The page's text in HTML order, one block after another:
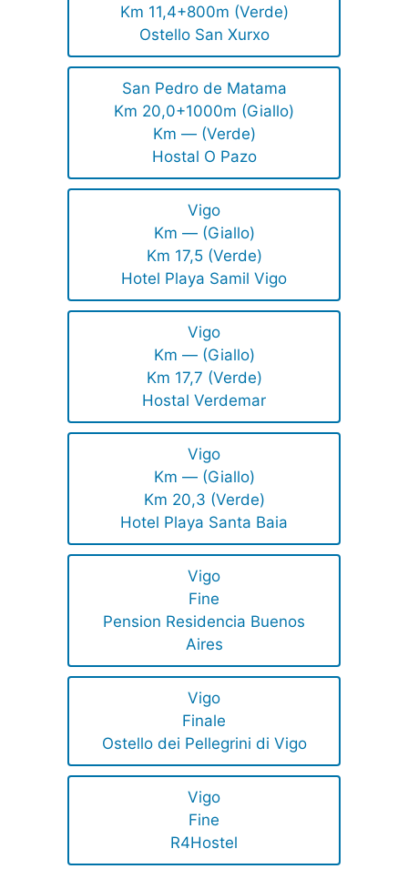
Km 11,4+800m (Verde)
Ostello San Xurxo
San Pedro de Matama
Km 20,0+1000m (Giallo)
Km — (Verde)
Hostal O Pazo
Vigo
Km — (Giallo)
Km 17,5 (Verde)
Hotel Playa Samil Vigo
Vigo
Km — (Giallo)
Km 17,7 (Verde)
Hostal Verdemar
Vigo
Km — (Giallo)
Km 20,3 (Verde)
Hotel Playa Santa Baia
Vigo
Fine
Pension Residencia Buenos
Aires
Vigo
Finale
Ostello dei Pellegrini di Vigo
Vigo
Fine
R4Hostel